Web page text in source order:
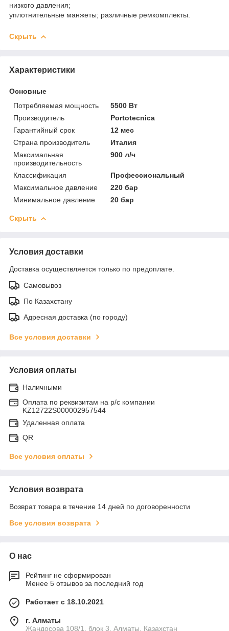
низкого давления;
уплотнительные манжеты; различные ремкомплекты.
Скрыть
Характеристики
Основные
Потребляемая мощность
5500 Вт
Производитель
Portotecnica
Гарантийный срок
12 мес
Страна производитель
Италия
Максимальная
производительность
900 л/ч
Классификация
Профессиональный
Максимальное давление
220 бар
Минимальное давление
20 бар
Скрыть
Условия доставки
Доставка осуществляется только по предоплате.
Самовывоз
По Казахстану
Адресная доставка (по городу)
Все условия доставки
Условия оплаты
Наличными
Оплата по реквизитам на р/с компании
KZ12722S000002957544
Удаленная оплата
QR
Все условия оплаты
Условия возврата
Возврат товара в течение 14 дней по договоренности
Все условия возврата
О нас
Рейтинг не сформирован
Менее 5 отзывов за последний год
Работает с 18.10.2021
г. Алматы
Жандосова 108/1, блок 3, Алматы, Казахстан